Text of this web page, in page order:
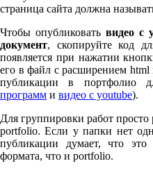
страница сайта должна
Чтобы опубликовать видео с
документ, скопируйте код
появляется при нажатии
его в файл с расширением
публикации в портфолио
программ и видео с youtube).
Для группировки работ просто
port­fo­lio. Если у папки нет
публикации думает, что
формата, что и port­fo­lio.